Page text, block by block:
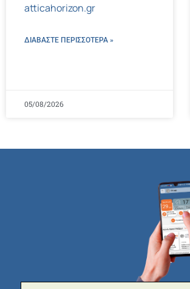
atticahorizon.gr
ΔΙΑΒΑΣΤΕ ΠΕΡΙΣΣΌΤΕΡΑ »
05/08/2026